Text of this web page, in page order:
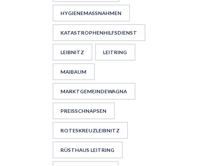
HYGIENEMASSNAHMEN
KATASTROPHENHILFSDIENST
LEIBNITZ LEITRING
MAIBAUM
MARKTGEMEINDEWAGNA
PREISSCHNAPSEN
ROTESKREUZLEIBNITZ
RÜSTHAUS LEITRING